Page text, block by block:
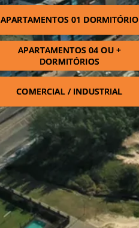
APARTAMENTOS 01 DORMITÓRIO
APARTAMENTOS 04 OU +
DORMITÓRIOS
COMERCIAL / INDUSTRIAL